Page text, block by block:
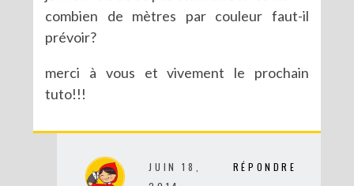
combien de mètres par couleur faut-il
prévoir?
merci à vous et vivement le prochain
tuto!!!
RÉPONDRE
JUIN 18,